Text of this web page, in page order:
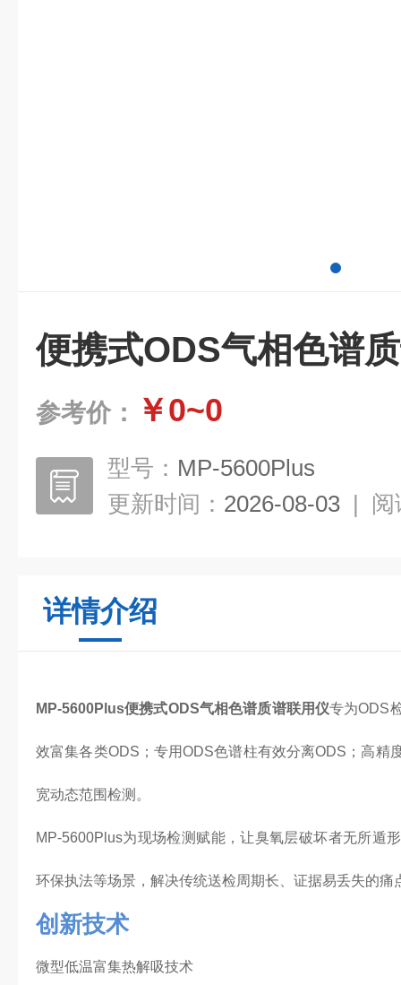
便携式ODS气相色谱
参考价： ￥0~0
型号： MP-5600Plus
更新时间： 2026-08-03 | 阅
详情介绍
MP-5600Plus便携式ODS气相色谱质谱联用仪专为ODS
效富集各类ODS；专用ODS色谱柱有效分离ODS；高精
宽动态范围检测。
MP-5600Plus为现场检测赋能，让臭氧层破坏者无所遁
环保执法等场景，解决传统送检周期长、证据易丢失的痛
创新技术
微型低温富集热解吸技术